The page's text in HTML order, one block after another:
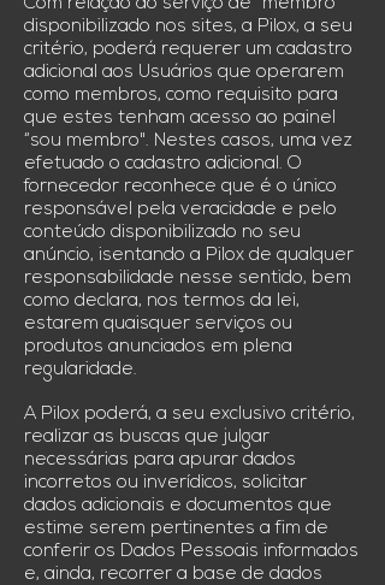
Com relação ao serviço de "membro"
disponibilizado nos sites, a Pilox, a seu
critério, poderá requerer um cadastro
adicional aos Usuários que operarem
como membros, como requisito para
que estes tenham acesso ao painel
“sou membro". Nestes casos, uma vez
efetuado o cadastro adicional. O
fornecedor reconhece que é o único
responsável pela veracidade e pelo
conteúdo disponibilizado no seu
anúncio, isentando a Pilox de qualquer
responsabilidade nesse sentido, bem
como declara, nos termos da lei,
estarem quaisquer serviços ou
produtos anunciados em plena
regularidade.
A Pilox poderá, a seu exclusivo critério,
realizar as buscas que julgar
necessárias para apurar dados
incorretos ou inverídicos, solicitar
dados adicionais e documentos que
estime serem pertinentes a fim de
conferir os Dados Pessoais informados
e, ainda, recorrer a base de dados